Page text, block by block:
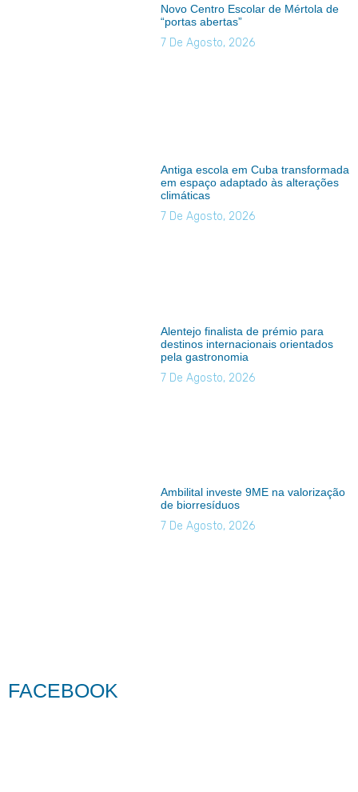
Novo Centro Escolar de Mértola de
“portas abertas”
7 De Agosto, 2026
Antiga escola em Cuba transformada
em espaço adaptado às alterações
climáticas
7 De Agosto, 2026
Alentejo finalista de prémio para
destinos internacionais orientados
pela gastronomia
7 De Agosto, 2026
Ambilital investe 9ME na valorização
de biorresíduos
7 De Agosto, 2026
FACEBOOK